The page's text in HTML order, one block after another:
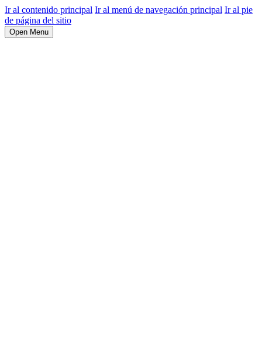
Ir al contenido principal Ir al menú de navegación principal Ir al pie
de página del sitio
Open Menu